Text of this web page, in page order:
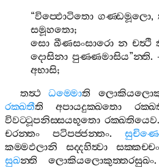
“විප‍්ඵොටිතො ගණ‍්ඩමූලො,
සමූහතො;
සො ඛීණසංසාරො න චත්‍ථි
දොසිනා පුණ‍්ණමාසිය”න‍්ති.
අභාසි;
තත්‍ථ
ධම‍්මොති
රක‍්ඛතීති අපායදුක‍්ඛතො
විවට‍්ටූපනිස‍්සයභූතො රක‍්ඛතියෙව.
චරන‍්තං
පටිපජ‍්ජන‍්තං.
කම‍්මඵලානි
සද‍්දහිත්‍වා සක‍්කච‍්චං
සුඛන‍්ති ලොකියලොකුත‍්තරසුඛං